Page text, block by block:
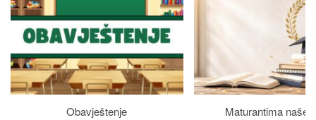
Obavještenje Maturantima naše